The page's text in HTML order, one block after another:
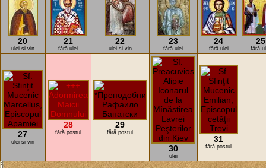
20
ulei si vin
21
fără ulei
22
ulei si vin
23
fără ulei
24
fără ulei
25
fără
27
ulei si vin
28
fără postul
29
fără postul
30
ulei
31
fără postul